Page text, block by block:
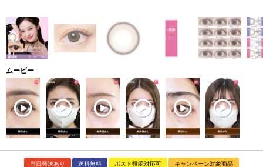
ムービー
当日発送あり 送料無料 ポスト投函対応可 キャンペーン対象商品